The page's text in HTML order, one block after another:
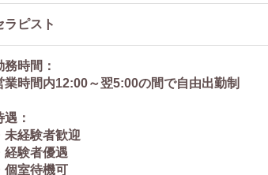
ラピスト
務時間：
業時間内12:00～翌5:00の間で自由出勤制
遇：
未経験者歓迎
経験者優遇
個室待機可